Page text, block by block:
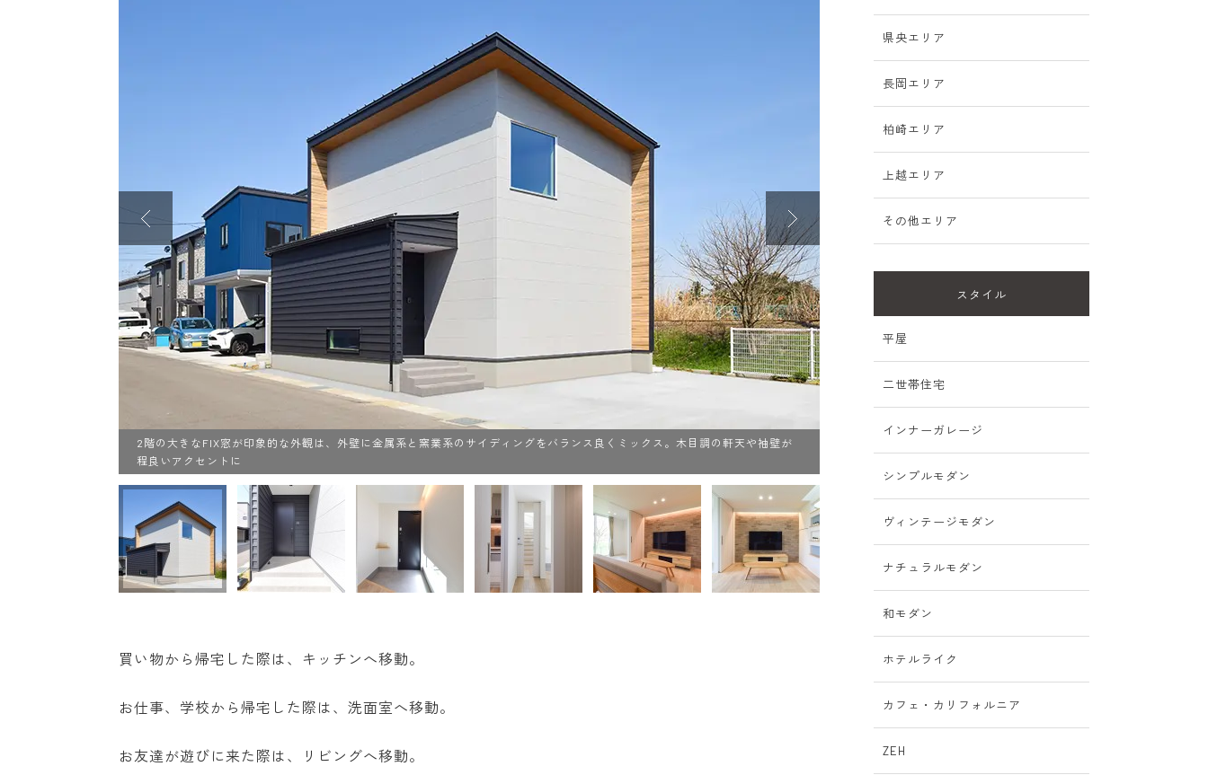
2階の大きなFIX窓が印象的な外観は、外壁に金属系と窯業系のサイディングをバランス良くミックス。木目調の軒天や袖壁が
程良いアクセントに
玄関ポーチは軒を深くして雨の日も出入りしやすくした。道路側は
買い物から帰宅した際は、キッチンへ移動。
お仕事、学校から帰宅した際は、洗面室へ移動。
お友達が遊びに来た際は、リビングへ移動。
県央エリア
長岡エリア
柏崎エリア
上越エリア
その他エリア
スタイル
平屋
二世帯住宅
インナーガレージ
シンプルモダン
ヴィンテージモダン
ナチュラルモダン
和モダン
ホテルライク
カフェ・カリフォルニア
ZEH